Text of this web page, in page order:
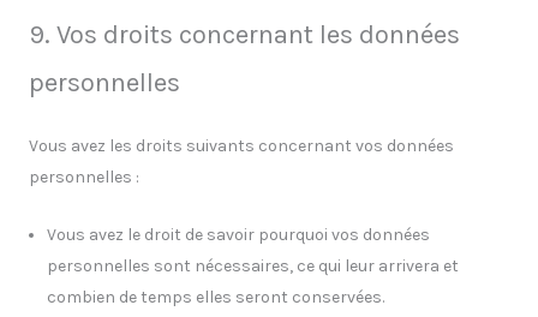
9. Vos droits concernant les données
personnelles
Vous avez les droits suivants concernant vos données
personnelles :
Vous avez le droit de savoir pourquoi vos données
personnelles sont nécessaires, ce qui leur arrivera et
combien de temps elles seront conservées.